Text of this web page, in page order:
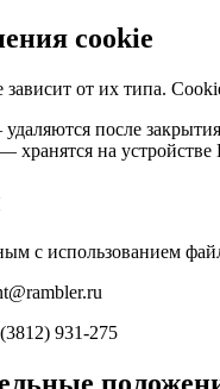
cookie
от их типа.
после закрытия
хранятся на устройстве
с использованием
931-275